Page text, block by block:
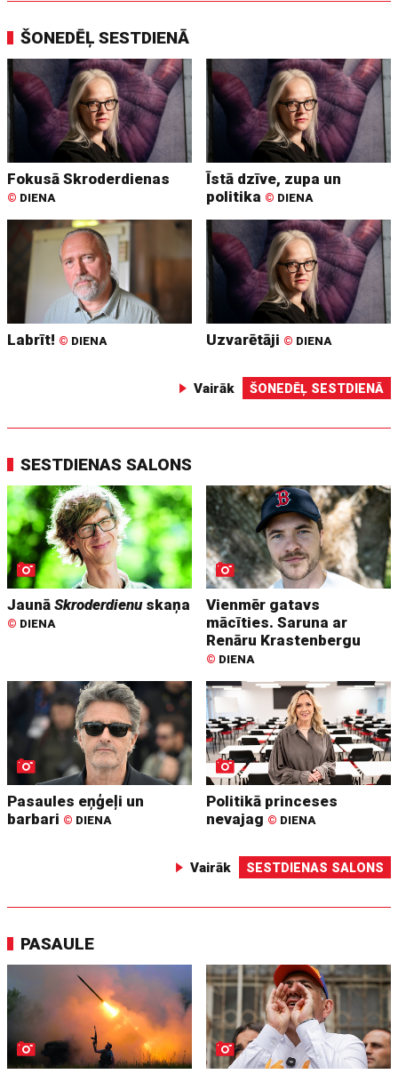
ŠONEDĒĻ SESTDIENĀ
Fokusā Skroderdienas
© DIENA
Īstā dzīve, zupa un
politika © DIENA
Labrīt! © DIENA Uzvarētāji © DIENA
Vairāk ŠONEDĒĻ SESTDIENĀ
SESTDIENAS SALONS
JaunāSkroderdienuskaņa
© DIENA
Vienmēr gatavs
mācīties. Saruna ar
Renāru Krastenbergu
© DIENA
Pasaules eņģeļi un
barbari © DIENA
Politikā princeses
nevajag © DIENA
Vairāk SESTDIENAS SALONS
PASAULE